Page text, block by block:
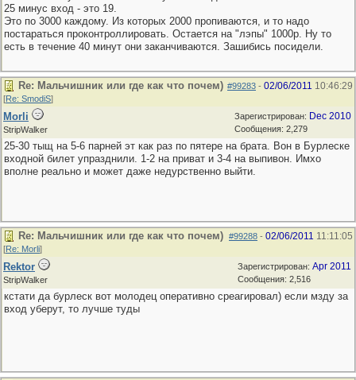
25 минус вход - это 19.
Это по 3000 каждому. Из которых 2000 пропиваются, и то надо
постараться проконтроллировать. Остается на "лэпы" 1000р. Ну то
есть в течение 40 минут они заканчиваются. Зашибись посидели.
#99283 - 02/06/2011 10:46:29
Re: Мальчишник или где как что почем)
[Re: SmodiS]
Зарегистрирован: Dec 2010
Сообщения: 2,279
Morli
StripWalker
25-30 тыщ на 5-6 парней эт как раз по пятере на брата. Вон в Бурлеске
входной билет упразднили. 1-2 на приват и 3-4 на выпивон. Имхо
вполне реально и может даже недурственно выйти.
#99288 - 02/06/2011 11:11:05
Re: Мальчишник или где как что почем)
[Re: Morli]
Зарегистрирован: Apr 2011
Сообщения: 2,516
Rektor
StripWalker
кстати да бурлеск вот молодец оперативно среагировал) если мзду за
вход уберут, то лучше туды